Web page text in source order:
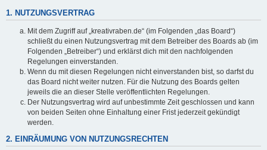
1. NUTZUNGSVERTRAG
Mit dem Zugriff auf „kreativraben.de“ (im Folgenden „das Board“)
schließt du einen Nutzungsvertrag mit dem Betreiber des Boards ab (im
Folgenden „Betreiber“) und erklärst dich mit den nachfolgenden
Regelungen einverstanden.
Wenn du mit diesen Regelungen nicht einverstanden bist, so darfst du
das Board nicht weiter nutzen. Für die Nutzung des Boards gelten
jeweils die an dieser Stelle veröffentlichten Regelungen.
Der Nutzungsvertrag wird auf unbestimmte Zeit geschlossen und kann
von beiden Seiten ohne Einhaltung einer Frist jederzeit gekündigt
werden.
2. EINRÄUMUNG VON NUTZUNGSRECHTEN